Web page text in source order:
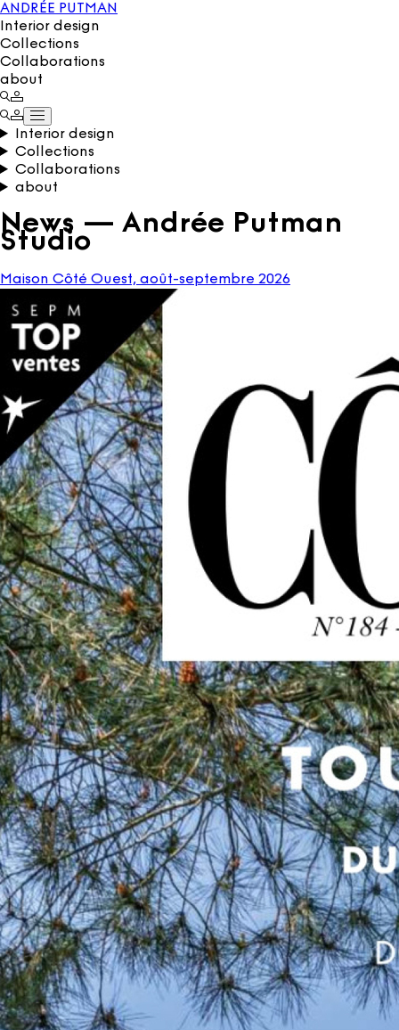
ANDRÉE PUTMAN
Interior design
Collections
Collaborations
about
Interior design
Collections
Collaborations
about
News — Andrée Putman
Studio
Maison Côté Ouest, août-septembre 2026